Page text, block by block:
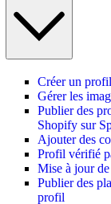
Créer un
Gérer les
Publier des
Shopify sur
Ajouter des
Profil vérifié
Mise à jour
Publier des
profil